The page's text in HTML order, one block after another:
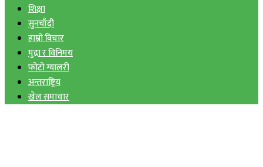
शिक्षा
सुनचाँदी
हाम्रो विचार
मुद्रा र विनिमय
फोटो ग्यालरी
अन्तराष्ट्रिय
खेल समाचार